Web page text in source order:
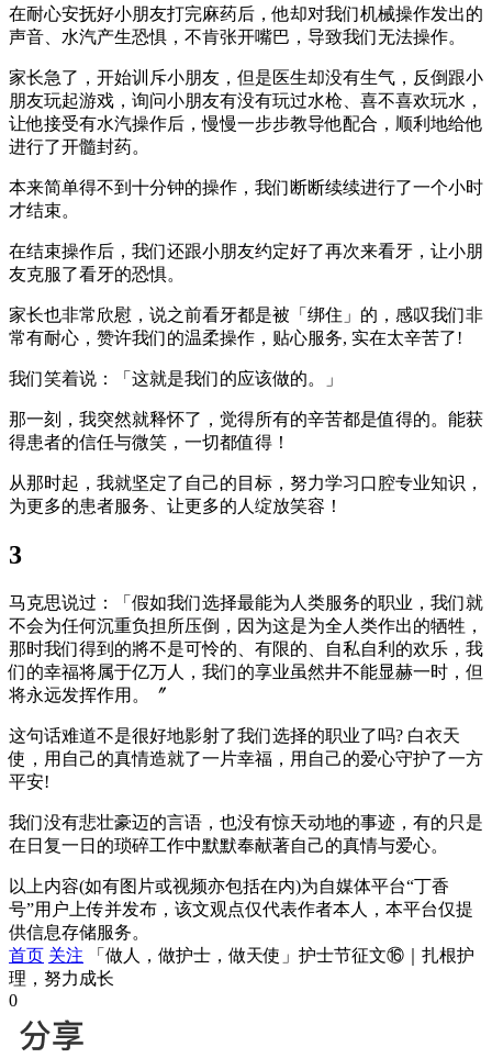
在耐心安抚好小朋友打完麻药后，他却对我们机械操作发出的
声音、水汽产生恐惧，不肯张开嘴巴，导致我们无法操作。
家长急了，开始训斥小朋友，但是医生却没有生气，反倒跟小
朋友玩起游戏，询问小朋友有没有玩过水枪、喜不喜欢玩水，
让他接受有水汽操作后，慢慢一步步教导他配合，顺利地给他
进行了开髓封药。
本来简单得不到十分钟的操作，我们断断续续进行了一个小时
才结束。
在结束操作后，我们还跟小朋友约定好了再次来看牙，让小朋
友克服了看牙的恐惧。
家长也非常欣慰，说之前看牙都是被「绑住」的，感叹我们非
常有耐心，赞许我们的温柔操作，贴心服务, 实在太辛苦了!
我们笑着说：「这就是我们的应该做的。」
那一刻，我突然就释怀了，觉得所有的辛苦都是值得的。能获
得患者的信任与微笑，一切都值得！
从那时起，我就坚定了自己的目标，努力学习口腔专业知识，
为更多的患者服务、让更多的人绽放笑容！
3
马克思说过：「假如我们选择最能为人类服务的职业，我们就
不会为任何沉重负担所压倒，因为这是为全人类作出的牺牲，
那时我们得到的將不是可怜的、有限的、自私自利的欢乐，我
们的幸福将属于亿万人，我们的享业虽然井不能显赫一时，但
将永远发挥作用。〞
这句话难道不是很好地影射了我们选择的职业了吗? 白衣天
使，用自己的真情造就了一片幸福，用自己的爱心守护了一方
平安!
我们没有悲壮豪迈的言语，也没有惊天动地的事迹，有的只是
在日复一日的琐碎工作中默默奉献著自己的真情与爱心。
以上内容(如有图片或视频亦包括在内)为自媒体平台“丁香
号”用户上传并发布，该文观点仅代表作者本人，本平台仅提
供信息存储服务。
首页 关注
「做人，做护士，做天使」护士节征文⑯｜扎根护
理，努力成长
0